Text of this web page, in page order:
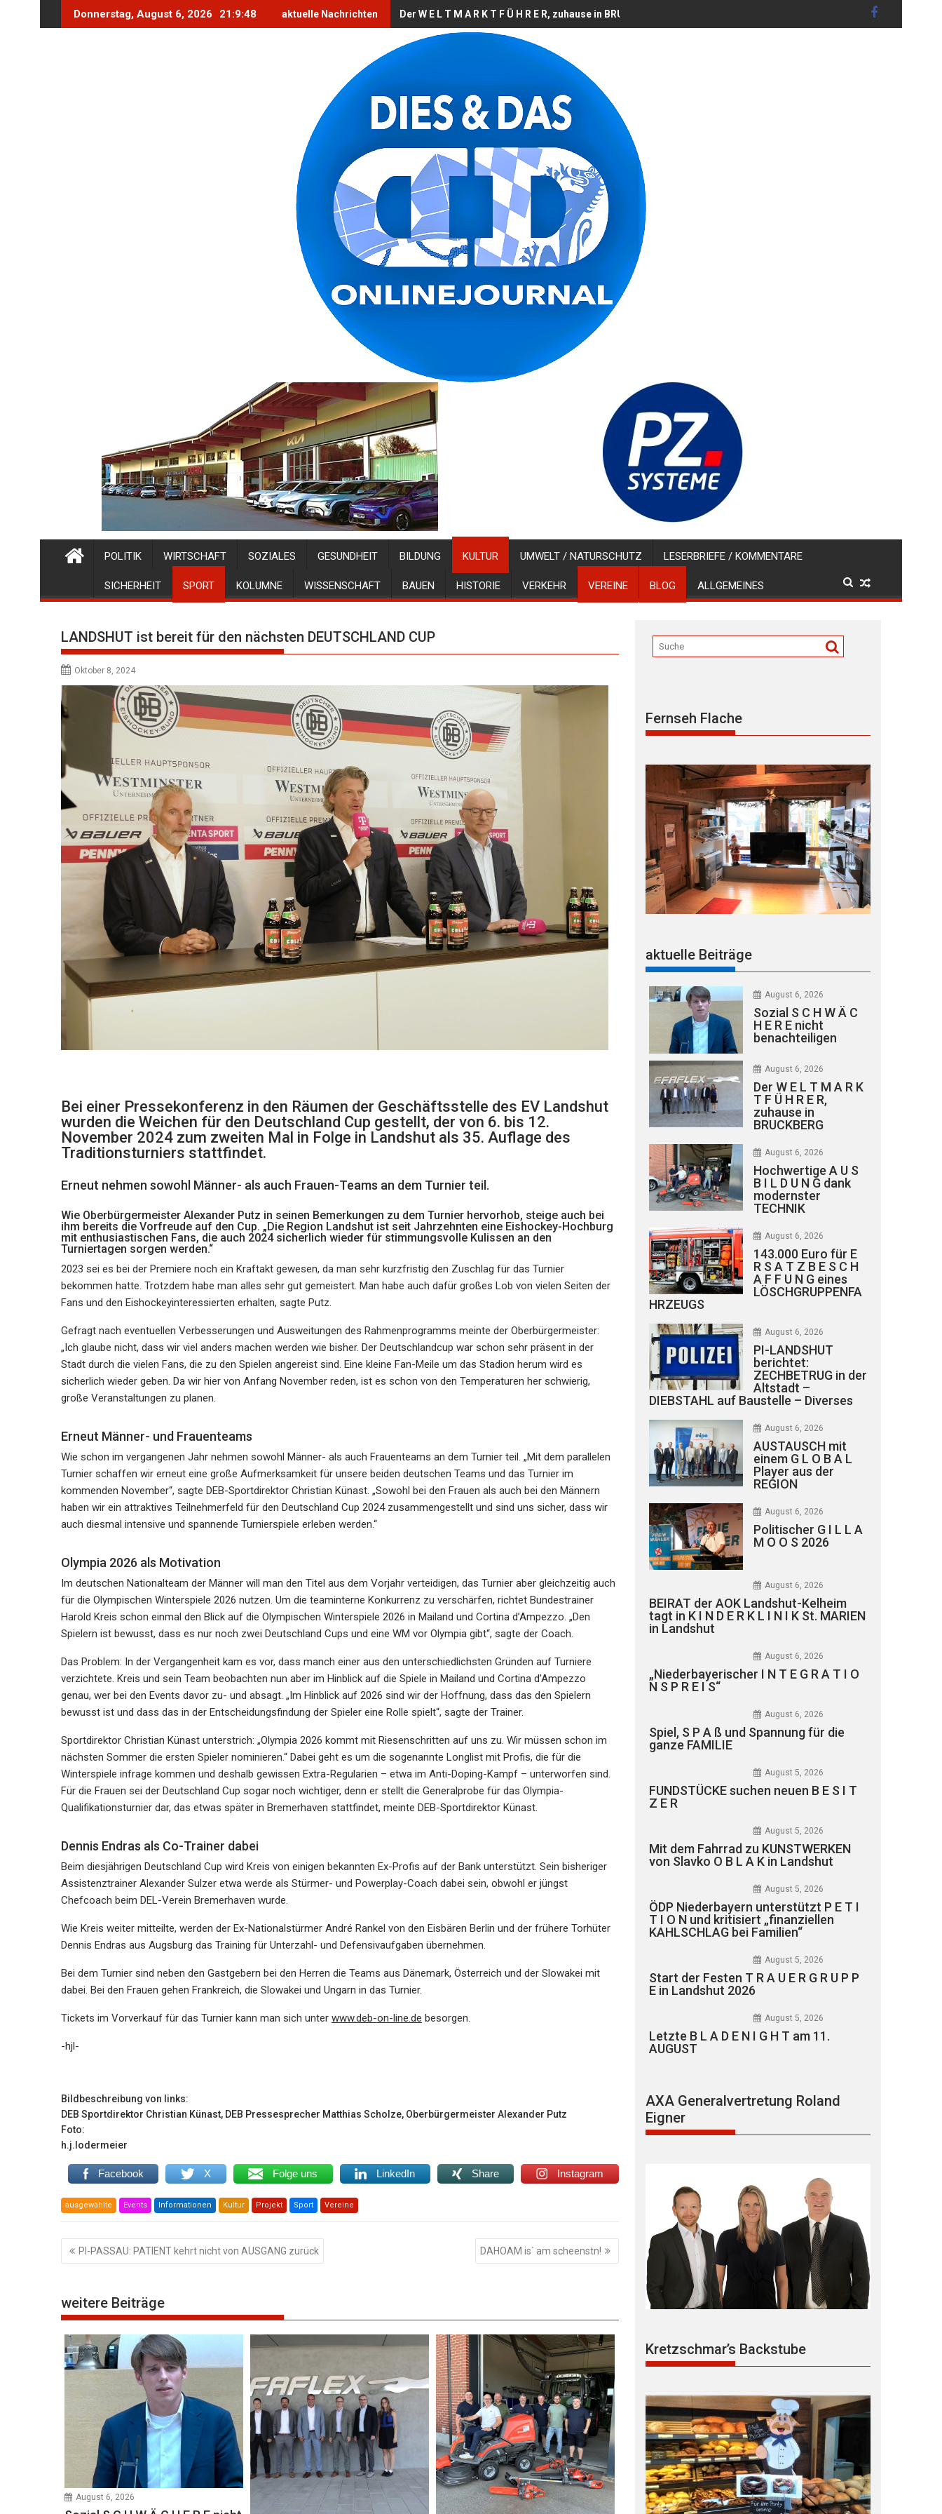
Donnerstag, August 6, 2026 21:9:50 aktuelle Nachrichten Der W E L T M A R K T F Ü H R E R, zuhause in BRUCKBERG
POLITIK WIRTSCHAFT SOZIALES GESUNDHEIT BILDUNG KULTUR UMWELT / NATURSCHUTZ LESERBRIEFE / KOMMENTARE
SICHERHEIT SPORT KOLUMNE WISSENSCHAFT BAUEN HISTORIE VERKEHR VEREINE BLOG ALLGEMEINES
LANDSHUT ist bereit für den nächsten DEUTSCHLAND CUP
Oktober 8, 2024
Bei einer Pressekonferenz in den Räumen der Geschäftsstelle des EV Landshut
wurden die Weichen für den Deutschland Cup gestellt, der von 6. bis 12.
November 2024 zum zweiten Mal in Folge in Landshut als 35. Auflage des
Traditionsturniers stattfindet.
Erneut nehmen sowohl Männer- als auch Frauen-Teams an dem Turnier teil.
Wie Oberbürgermeister Alexander Putz in seinen Bemerkungen zu dem Turnier hervorhob, steige auch bei
ihm bereits die Vorfreude auf den Cup. „Die Region Landshut ist seit Jahrzehnten eine Eishockey-Hochburg
mit enthusiastischen Fans, die auch 2024 sicherlich wieder für stimmungsvolle Kulissen an den
Turniertagen sorgen werden.“
2023 sei es bei der Premiere noch ein Kraftakt gewesen, da man sehr kurzfristig den Zuschlag für das Turnier
bekommen hatte. Trotzdem habe man alles sehr gut gemeistert. Man habe auch dafür großes Lob von vielen Seiten der
Fans und den Eishockeyinteressierten erhalten, sagte Putz.
Gefragt nach eventuellen Verbesserungen und Ausweitungen des Rahmenprogramms meinte der Oberbürgermeister:
„Ich glaube nicht, dass wir viel anders machen werden wie bisher. Der Deutschlandcup war schon sehr präsent in der
Stadt durch die vielen Fans, die zu den Spielen angereist sind. Eine kleine Fan-Meile um das Stadion herum wird es
sicherlich wieder geben. Da wir hier von Anfang November reden, ist es schon von den Temperaturen her schwierig,
große Veranstaltungen zu planen.
Erneut Männer- und Frauenteams
Wie schon im vergangenen Jahr nehmen sowohl Männer- als auch Frauenteams an dem Turnier teil. „Mit dem parallelen
Turnier schaffen wir erneut eine große Aufmerksamkeit für unsere beiden deutschen Teams und das Turnier im
kommenden November“, sagte DEB-Sportdirektor Christian Künast. „Sowohl bei den Frauen als auch bei den Männern
haben wir ein attraktives Teilnehmerfeld für den Deutschland Cup 2024 zusammengestellt und sind uns sicher, dass wir
auch diesmal intensive und spannende Turnierspiele erleben werden.“
Olympia 2026 als Motivation
Im deutschen Nationalteam der Männer will man den Titel aus dem Vorjahr verteidigen, das Turnier aber gleichzeitig auch
für die Olympischen Winterspiele 2026 nutzen. Um die teaminterne Konkurrenz zu verschärfen, richtet Bundestrainer
Harold Kreis schon einmal den Blick auf die Olympischen Winterspiele 2026 in Mailand und Cortina d’Ampezzo. „Den
Spielern ist bewusst, dass es nur noch zwei Deutschland Cups und eine WM vor Olympia gibt“, sagte der Coach.
Das Problem: In der Vergangenheit kam es vor, dass manch einer aus den unterschiedlichsten Gründen auf Turniere
verzichtete. Kreis und sein Team beobachten nun aber im Hinblick auf die Spiele in Mailand und Cortina d’Ampezzo
genau, wer bei den Events davor zu- und absagt. „Im Hinblick auf 2026 sind wir der Hoffnung, dass das den Spielern
bewusst ist und dass das in der Entscheidungsfindung der Spieler eine Rolle spielt“, sagte der Trainer.
Sportdirektor Christian Künast unterstrich: „Olympia 2026 kommt mit Riesenschritten auf uns zu. Wir müssen schon im
nächsten Sommer die ersten Spieler nominieren.“ Dabei geht es um die sogenannte Longlist mit Profis, die für die
Winterspiele infrage kommen und deshalb gewissen Extra-Regularien – etwa im Anti-Doping-Kampf – unterworfen sind.
Für die Frauen sei der Deutschland Cup sogar noch wichtiger, denn er stellt die Generalprobe für das Olympia-
Qualifikationsturnier dar, das etwas später in Bremerhaven stattfindet, meinte DEB-Sportdirektor Künast.
Dennis Endras als Co-Trainer dabei
Beim diesjährigen Deutschland Cup wird Kreis von einigen bekannten Ex-Profis auf der Bank unterstützt. Sein bisheriger
Assistenztrainer Alexander Sulzer etwa werde als Stürmer- und Powerplay-Coach dabei sein, obwohl er jüngst
Chefcoach beim DEL-Verein Bremerhaven wurde.
Wie Kreis weiter mitteilte, werden der Ex-Nationalstürmer André Rankel von den Eisbären Berlin und der frühere Torhüter
Dennis Endras aus Augsburg das Training für Unterzahl- und Defensivaufgaben übernehmen.
Bei dem Turnier sind neben den Gastgebern bei den Herren die Teams aus Dänemark, Österreich und der Slowakei mit
dabei. Bei den Frauen gehen Frankreich, die Slowakei und Ungarn in das Turnier.
Tickets im Vorverkauf für das Turnier kann man sich unter www.deb-on-line.de besorgen.
-hjl-
Bildbeschreibung von links:
DEB Sportdirektor Christian Künast, DEB Pressesprecher Matthias Scholze, Oberbürgermeister Alexander Putz
Foto:
h.j.lodermeier
Facebook X Folge uns LinkedIn Share Instagram
ausgewählte Events Informationen Kultur Projekt Sport Vereine
Beitragsnavigation
PI-PASSAU: PATIENT kehrt nicht von AUSGANG zurück DAHOAM is` am scheenstn!
weitere Beiträge
August 6, 2026
Fernseh Flache
aktuelle Beiträge
August 6, 2026
Sozial S C H W Ä C
H E R E nicht
benachteiligen
August 6, 2026
Der W E L T M A R K
T F Ü H R E R,
zuhause in
BRUCKBERG
August 6, 2026
Hochwertige A U S
B I L D U N G dank
modernster
TECHNIK
August 6, 2026
143.000 Euro für E
R S A T Z B E S C H
A F F U N G eines
LÖSCHGRUPPENFA
HRZEUGS
August 6, 2026
PI-LANDSHUT
berichtet:
ZECHBETRUG in der
Altstadt –
DIEBSTAHL auf Baustelle – Diverses
August 6, 2026
AUSTAUSCH mit
einem G L O B A L
Player aus der
REGION
August 6, 2026
Politischer G I L L A
M O O S 2026
August 6, 2026
BEIRAT der AOK Landshut-Kelheim
tagt in K I N D E R K L I N I K St. MARIEN
in Landshut
August 6, 2026
„Niederbayerischer I N T E G R A T I O
N S P R E I S“
August 6, 2026
Spiel, S P A ß und Spannung für die
ganze FAMILIE
August 5, 2026
FUNDSTÜCKE suchen neuen B E S I T
Z E R
August 5, 2026
Mit dem Fahrrad zu KUNSTWERKEN
von Slavko O B L A K in Landshut
August 5, 2026
ÖDP Niederbayern unterstützt P E T I
T I O N und kritisiert „finanziellen
KAHLSCHLAG bei Familien“
August 5, 2026
Start der Festen T R A U E R G R U P P
E in Landshut 2026
August 5, 2026
Letzte B L A D E N I G H T am 11.
AUGUST
AXA Generalvertretung Roland
Eigner
Kretzschmar’s Backstube